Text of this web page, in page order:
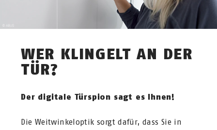
WER KLINGELT AN DER
TÜR?
Der digitale Türspion sagt es Ihnen!
Die Weitwinkeloptik sorgt dafür, dass Sie in